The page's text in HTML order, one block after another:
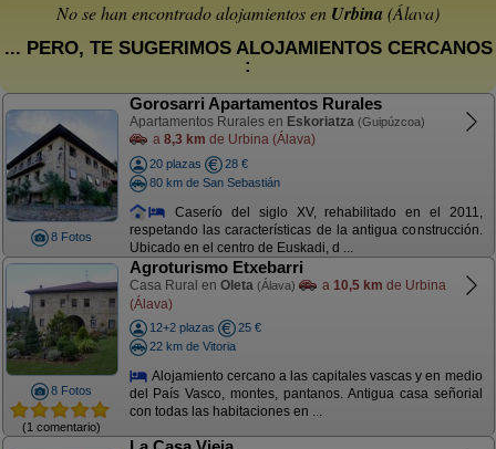
No se han encontrado alojamientos en Urbina (Álava)
... PERO, TE SUGERIMOS ALOJAMIENTOS CERCANOS
:
8 Fotos
Gorosarri Apartamentos Rurales
Apartamentos Rurales en Eskoriatza (Guipúzcoa)
a 8,3 km de Urbina (Álava)
20 plazas
28 €
80 km de San Sebastián
Caserío del siglo XV, rehabilitado en el 2011,
respetando las características de la antigua construcción.
Ubicado en el centro de Euskadi, d ...
8 Fotos
(1 comentario)
Agroturismo Etxebarri
Casa Rural en Oleta (Álava) a 10,5 km de Urbina
(Álava)
12+2 plazas
25 €
22 km de Vitoria
Alojamiento cercano a las capitales vascas y en medio
del País Vasco, montes, pantanos. Antigua casa señorial
con todas las habitaciones en ...